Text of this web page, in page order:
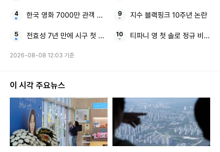
한국 영화 7000만 관객 감독 깜짝 발언
전효성 7년 만에 시구 첫 평가
지수 블랙핑크 10주년 논란
티파니 영 첫 솔로 정규 비주얼
2026-08-08 12:03 기준
이 시각 주요뉴스